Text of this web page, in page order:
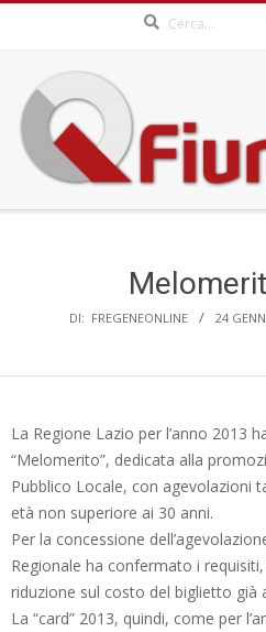
content
DI: FREGENEONLINE 24
La Regione Lazio per l’anno 2013
“Melomerito”, dedicata alla
Pubblico Locale, con agevolazioni
età non superiore ai 30 anni.
Per la concessione
Regionale ha confermato i
riduzione sul costo del biglietto già
La “card” 2013, quindi, come per